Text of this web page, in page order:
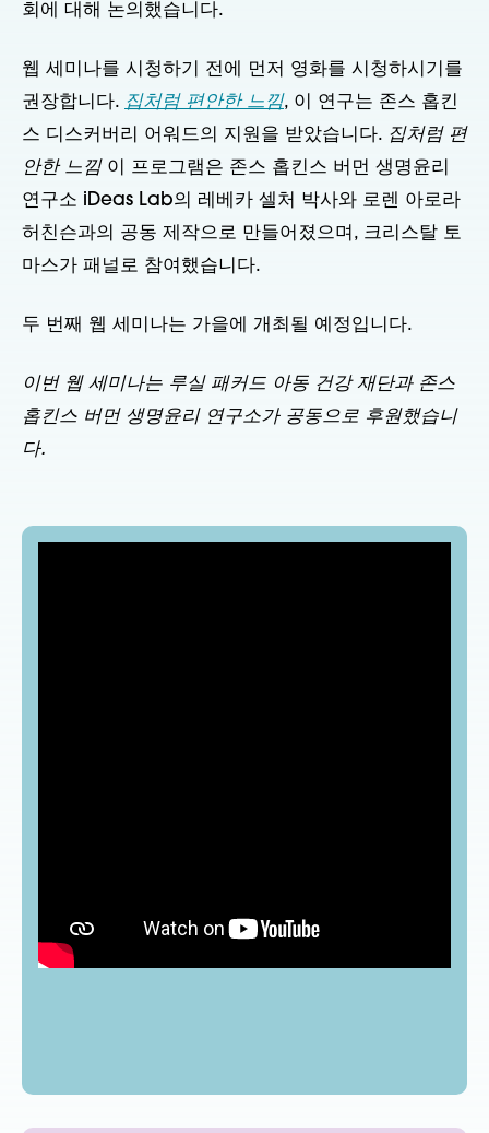
회에 대해 논의했습니다.
웹 세미나를 시청하기 전에 먼저 영화를 시청하시기를
권장합니다. 집처럼 편안한 느낌, 이 연구는 존스 홉킨
스 디스커버리 어워드의 지원을 받았습니다. 집처럼 편
안한 느낌 이 프로그램은 존스 홉킨스 버먼 생명윤리
연구소 iDeas Lab의 레베카 셀처 박사와 로렌 아로라
허친슨과의 공동 제작으로 만들어졌으며, 크리스탈 토
마스가 패널로 참여했습니다.
두 번째 웹 세미나는 가을에 개최될 예정입니다.
이번 웹 세미나는 루실 패커드 아동 건강 재단과 존스
홉킨스 버먼 생명윤리 연구소가 공동으로 후원했습니
다.